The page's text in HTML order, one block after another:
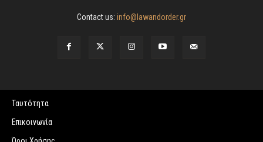
Contact us: info@lawandorder.gr
Ταυτότητα
Επικοινωνία